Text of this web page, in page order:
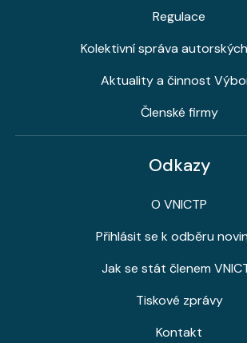
Regulace
Kolektivní správa
Aktuality a činnost
Členské firmy
Odkazy
O VNICTP
Přihlásit se k odběru
Jak se stát členem
Tiskové zprávy
Kontakt